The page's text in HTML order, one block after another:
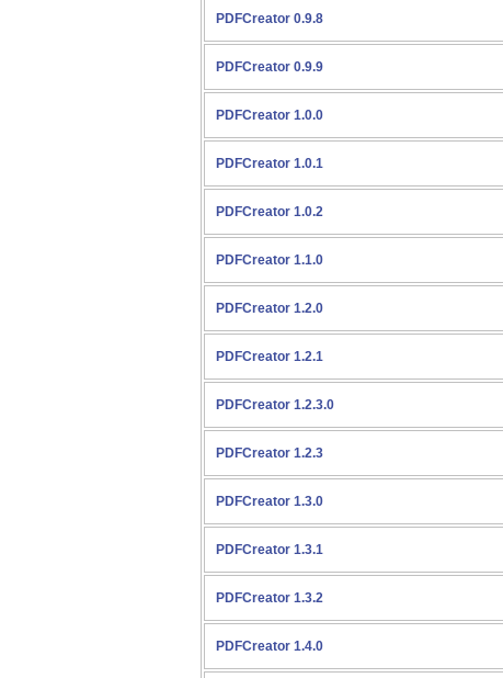
PDFCreator 0.9.8
PDFCreator 0.9.9
PDFCreator 1.0.0
PDFCreator 1.0.1
PDFCreator 1.0.2
PDFCreator 1.1.0
PDFCreator 1.2.0
PDFCreator 1.2.1
PDFCreator 1.2.3.0
PDFCreator 1.2.3
PDFCreator 1.3.0
PDFCreator 1.3.1
PDFCreator 1.3.2
PDFCreator 1.4.0